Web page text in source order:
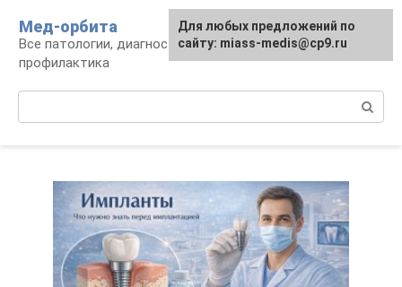
контенту
Мед-орбита
Все патологии, диагностика, лечение,
профилактика
Для любых предложений по
сайту: miass-medis@cp9.ru